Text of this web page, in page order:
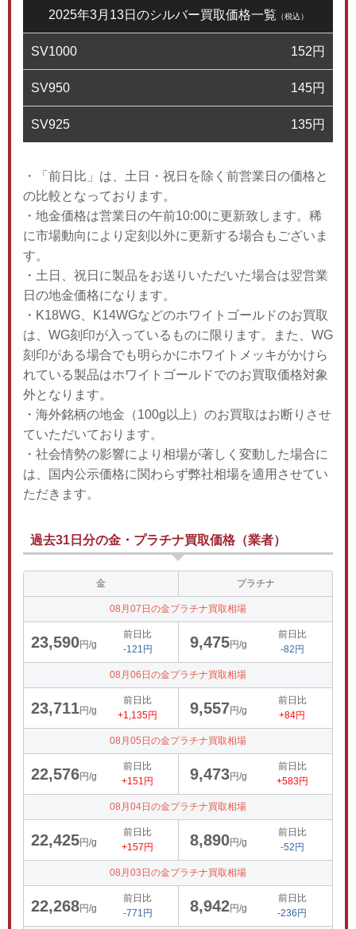
2025年3月13日のシルバー買取価格一覧 （税込）
SV1000 152円
SV950 145円
SV925 135円
・「前日比」は、土日・祝日を除く前営業日の価格と
の比較となっております。
・地金価格は営業日の午前10:00に更新致します。稀
に市場動向により定刻以外に更新する場合もございま
す。
・土日、祝日に製品をお送りいただいた場合は翌営業
日の地金価格になります。
・K18WG、K14WGなどのホワイトゴールドのお買取
は、WG刻印が入っているものに限ります。また、WG
刻印がある場合でも明らかにホワイトメッキがかけら
れている製品はホワイトゴールドでのお買取価格対象
外となります。
・海外銘柄の地金（100g以上）のお買取はお断りさせ
ていただいております。
・社会情勢の影響により相場が著しく変動した場合に
は、国内公示価格に関わらず弊社相場を適用させてい
ただきます。
過去31日分の金・プラチナ買取価格（業者）
金 プラチナ
08月07日の金プラチナ買取相場
23,590円/g
前日比
-121円
9,475円/g
前日比
-82円
08月06日の金プラチナ買取相場
23,711円/g
前日比
+1,135円
9,557円/g
前日比
+84円
08月05日の金プラチナ買取相場
22,576円/g
前日比
+151円
9,473円/g
前日比
+583円
08月04日の金プラチナ買取相場
22,425円/g
前日比
+157円
8,890円/g
前日比
-52円
08月03日の金プラチナ買取相場
22,268円/g
前日比
-771円
8,942円/g
前日比
-236円